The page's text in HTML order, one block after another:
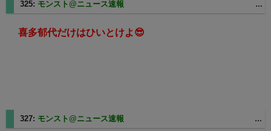
325: モンスト@ニュース速報
喜多郁代だけはひいとけよ😎
327: モンスト@ニュース速報